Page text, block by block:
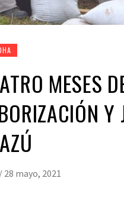
MESES
Y
/ 28 mayo, 2021